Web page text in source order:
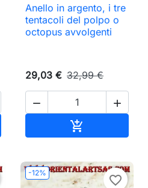
Anello in argento, i tre
tentacoli del polpo o
octopus avvolgenti
29,03 € 32,99 €
 

-12%
favorite_border